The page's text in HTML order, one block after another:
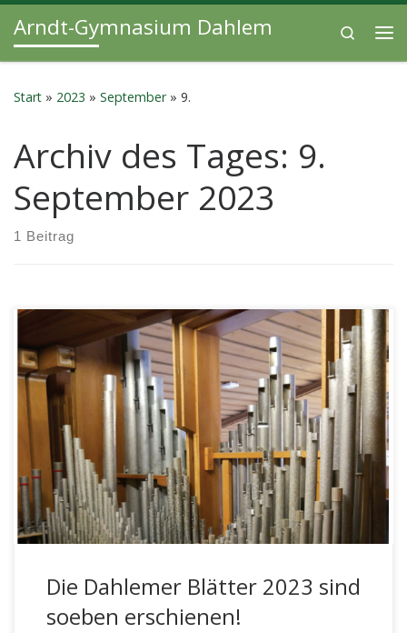
Zum Inhalt springen
Arndt-Gymnasium Dahlem
Search
Start » 2023 » September » 9.
Archiv des Tages: 9.
September 2023
1 Beitrag
Was erwartet die – hoffentlich große – Leserschaft?Wie
bereits ein erster Blick auf das Titelbild ahnen lässt, wird
darin das […]
Die Dahlemer Blätter 2023 sind
soeben erschienen!